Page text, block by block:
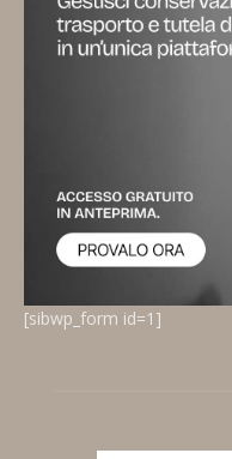
[sibwp_form id=1]